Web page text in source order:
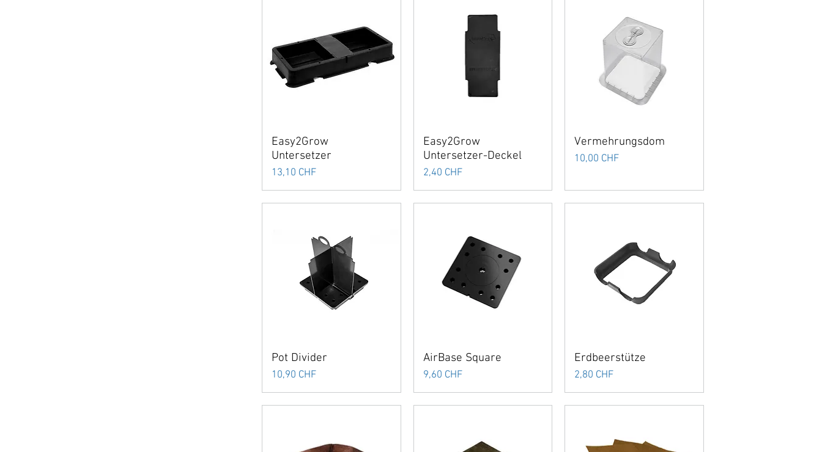
Easy2Grow
Untersetzer
Preis
13,10 CHF
Easy2Grow
Untersetzer-Deckel
Preis
2,40 CHF
Vermehrungsdom
Preis
10,00 CHF
Pot Divider
Preis
10,90 CHF
AirBase Square
Preis
9,60 CHF
Erdbeerstütze
Preis
2,80 CHF